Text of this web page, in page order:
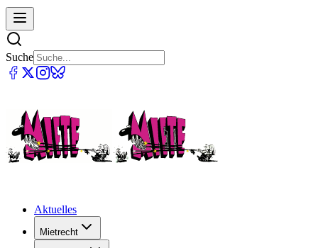
Suche
Aktuelles
Mietrecht